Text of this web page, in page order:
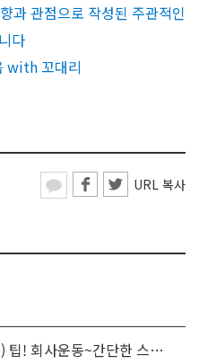
과 관점으로 작성된 주관적인
다
with 꼬대리
URL 복사
직장 내 간단한 다이어트(운동) 팁! 회사운동~간단한 스트레칭! 지금 바로 시작